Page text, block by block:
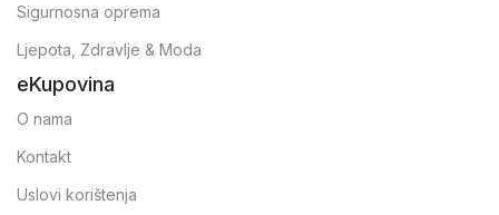
Sigurnosna oprema
Ljepota, Zdravlje & Moda
eKupovina
O nama
Kontakt
Uslovi korištenja